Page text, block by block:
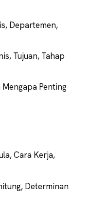
Departemen,
Tujuan, Tahap
Penting
Cara Kerja,
Determinan